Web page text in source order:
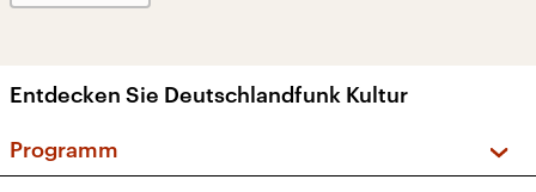
Entdecken Sie Deutschlandfunk Kultur
Programm